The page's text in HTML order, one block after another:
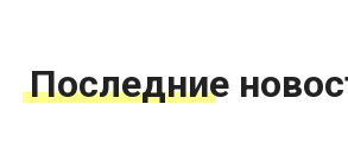
Последние